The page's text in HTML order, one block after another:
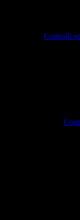
Controlli